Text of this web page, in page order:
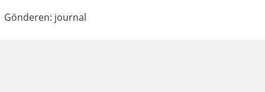
Gönderen: journal